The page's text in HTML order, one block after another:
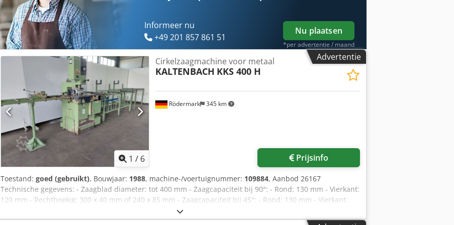
Informeer nu
+49 201 857 861 51
Nu plaatsen
*per advertentie / maand
Advertentie
1 / 6
Rödermark 345 km
Cirkelzaagmachine voor metaal
KALTENBACH KKS 400 H
Prijsinfo
Toestand: goed (gebruikt), Bouwjaar: 1988, machine-/voertuignummer: 109884, Aanbod 26167
Technische gegevens: - Zaagblad diameter: tot 400 mm - Zaagcapaciteit bij 90°: - Rond: 130 mm - Vierkant:
120 mm - Rechthoekig: 300 x 40 mm of 240 x 85 mm - Zaagcapaciteit bij 45°: - Rond: 130 mm - Vierkant:
110 mm - Rechthoekig: 245 x 40 mm - Verstekinstelling links + rechts: elk 0–90° - 2 zaagsnelheden: 13 + 26
m/min - Aandrijving: 400 V / 1,2 / 1,8 kW - Aanzet-snelheid van het zaagblad hydraulisch traploos